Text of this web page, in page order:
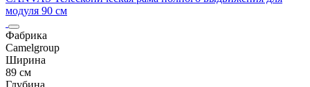
модуля 90 см
Фабрика
Camelgroup
Ширина
89 см
Глубина